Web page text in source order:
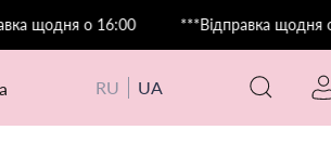
о 16:00 ***Відправка щодня о 16:00
RU UA